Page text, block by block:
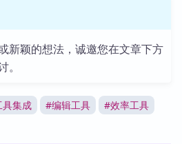
新颖的想法，诚邀您在文章下方
具集成 #编辑工具 #效率工具